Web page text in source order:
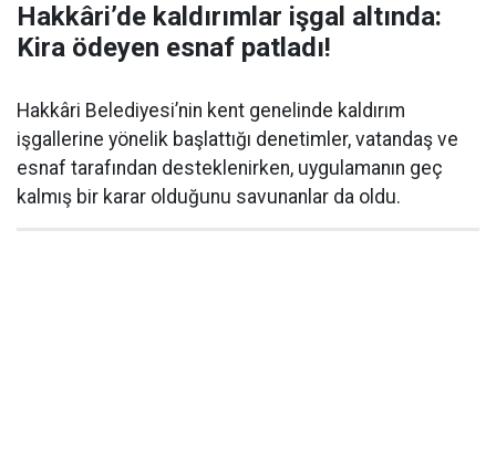
Hakkâri’de kaldırımlar işgal altında:
Kira ödeyen esnaf patladı!
Hakkâri Belediyesi’nin kent genelinde kaldırım
işgallerine yönelik başlattığı denetimler, vatandaş ve
esnaf tarafından desteklenirken, uygulamanın geç
kalmış bir karar olduğunu savunanlar da oldu.